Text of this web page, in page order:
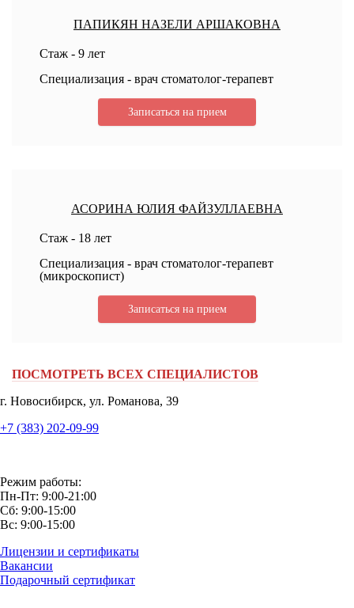
ПАПИКЯН НАЗЕЛИ АРШАКОВНА
Стаж - 9 лет
Специализация - врач стоматолог-терапевт
Записаться на прием
АСОРИНА ЮЛИЯ ФАЙЗУЛЛАЕВНА
Стаж - 18 лет
Специализация - врач стоматолог-терапевт
(микроскопист)
Записаться на прием
ПОСМОТРЕТЬ ВСЕХ СПЕЦИАЛИСТОВ
г. Новосибирск, ул. Романова, 39
+7 (383) 202-09-99
Режим работы:
Пн-Пт: 9:00-21:00
Сб: 9:00-15:00
Вс: 9:00-15:00
Лицензии и сертификаты
Вакансии
Подарочный сертификат